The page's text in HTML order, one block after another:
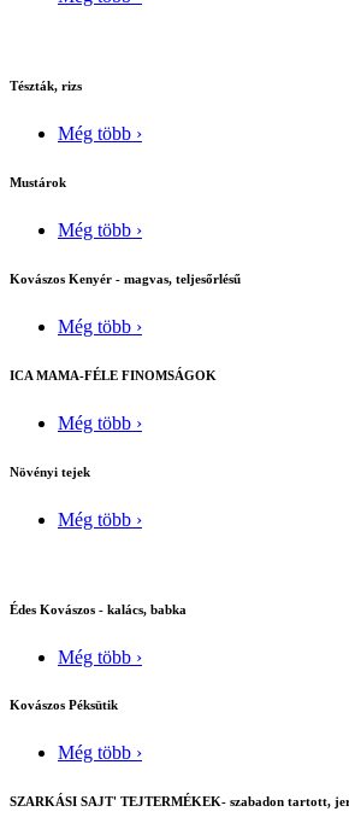
Tészták, rizs
Még több ›
Mustárok
Még több ›
Kovászos Kenyér - magvas, teljesőrlésű
Még több ›
ICA MAMA-FÉLE FINOMSÁGOK
Még több ›
Növényi tejek
Még több ›
Édes Kovászos - kalács, babka
Még több ›
Kovászos Péksütik
Még több ›
SZARKÁSI SAJT' TEJTERMÉKEK- szabadon tartott,